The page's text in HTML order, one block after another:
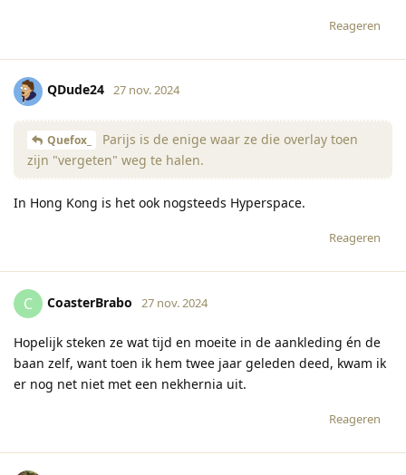
Reageren
QDude24 27 nov. 2024
Quefox_
Parijs is de enige waar ze die overlay toen
zijn "vergeten" weg te halen.
In Hong Kong is het ook nogsteeds Hyperspace.
Reageren
C CoasterBrabo 27 nov. 2024
Hopelijk steken ze wat tijd en moeite in de aankleding én de
baan zelf, want toen ik hem twee jaar geleden deed, kwam ik
er nog net niet met een nekhernia uit.
Reageren